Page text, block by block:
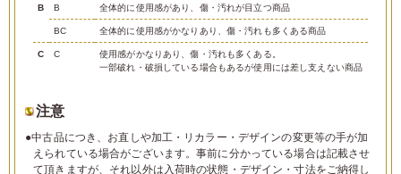
B B 全体的に使用感があり、傷・汚れが目立つ商品
BC 全体的に使用感がかなりあり、傷・汚れも多くある商品
C C
使用感がかなりあり、傷・汚れも多くある。
一部破れ・破損している場合もあるが使用には差し支えない商品
注意
●中古品につき、お直しや加工・リカラー・デザインの変更等の手が加
えられている場合がございます。事前に分かっている場合は記載させ
て頂きますが、それ以外は入荷時の状態・デザイン・寸法をご納得し